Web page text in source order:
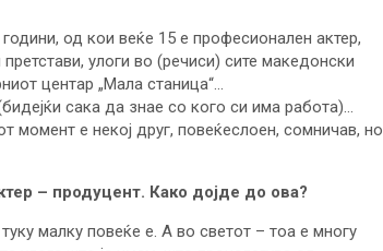
од кои веќе 15 е професионален актер,
улоги во (речиси) сите македонски
центар „Мала станица“…
(бидејќи сака да знае со кого си има работа)…
момент е некој друг, повеќеслоен, сомничав, но
– продуцент. Како дојде до ова?
малку повеќе е. А во светот – тоа е многу